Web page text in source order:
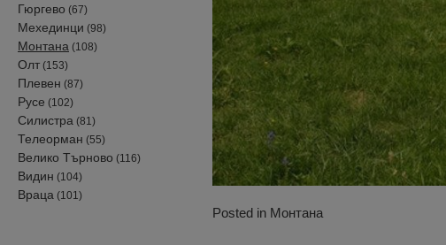
Гюргево (67)
Мехединци (98)
Монтана (108)
Олт (153)
Плевен (87)
Русе (102)
Силистра (81)
Телеорман (55)
Велико Търново (116)
Видин (104)
Враца (101)
Posted in Монтана